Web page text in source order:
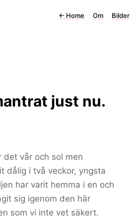
← Home Om Bilder
just nu.
det vår och sol men
dålig i två veckor, yngsta
har varit hemma i en och
sig igenom den här
som vi inte vet säkert.